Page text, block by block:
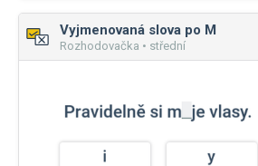
Vyjmenovaná slova po M
Rozhodovačka • střední